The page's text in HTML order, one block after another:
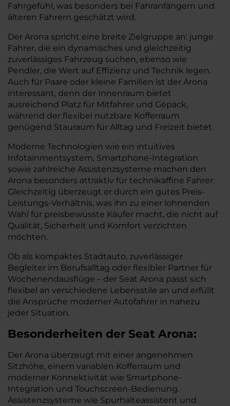
Fahrgefühl, was besonders bei Fahranfängern und
älteren Fahrern geschätzt wird.
Der Arona spricht eine breite Zielgruppe an: junge
Fahrer, die ein dynamisches und gleichzeitig
zuverlässiges Fahrzeug suchen, ebenso wie
Pendler, die Wert auf Effizienz und Technik legen.
Auch für Paare oder kleine Familien ist der Arona
interessant, denn der Innenraum bietet
ausreichend Platz für Mitfahrer und Gepäck,
während der flexibel nutzbare Kofferraum
genügend Stauraum für Alltag und Freizeit bietet.
Moderne Technologien wie ein intuitives
Infotainmentsystem, Smartphone-Integration
sowie zahlreiche Assistenzsysteme machen den
Arona besonders attraktiv für technikaffine Fahrer.
Gleichzeitig überzeugt er durch ein gutes Preis-
Leistungs-Verhältnis, was ihn zu einer lohnenden
Wahl für preisbewusste Käufer macht, die nicht auf
Qualität, Sicherheit und Komfort verzichten
möchten.
Ob als kompaktes Stadtauto, zuverlässiger
Begleiter im Berufsalltag oder flexibler Partner für
Wochenendausflüge – der Seat Arona passt sich
flexibel an verschiedene Lebensstile an und erfüllt
die Ansprüche moderner Autofahrer in nahezu
jeder Situation.
Besonderheiten der Seat Arona:
Der Arona überzeugt mit einer angenehmen
Sitzhöhe, einem variablen Kofferraum und
moderner Konnektivität wie Smartphone-
Integration und Touchscreen-Bedienung.
Assistenzsysteme wie Spurhalteassistent und